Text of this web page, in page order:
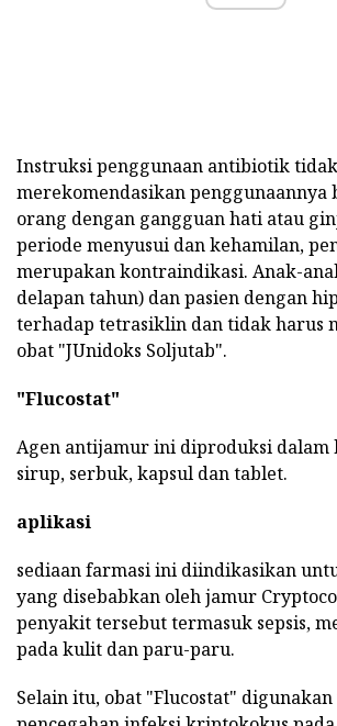
Instruksi penggunaan antibiotik tidak
merekomendasikan penggunaannya
orang dengan gangguan hati atau
periode menyusui dan kehamilan,
merupakan kontraindikasi. Anak-
delapan tahun) dan pasien dengan
terhadap tetrasiklin dan tidak harus
obat "JUnidoks Soljutab".
"Flucostat"
Agen antijamur ini diproduksi dalam
sirup, serbuk, kapsul dan tablet.
aplikasi
sediaan farmasi ini diindikasikan
yang disebabkan oleh jamur
penyakit tersebut termasuk sepsis,
pada kulit dan paru-paru.
Selain itu, obat "Flucostat"